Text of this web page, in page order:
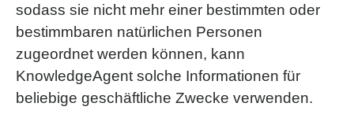
sodass sie nicht mehr einer bestimmten oder
bestimmbaren natürlichen Personen
zugeordnet werden können, kann
KnowledgeAgent solche Informationen für
beliebige geschäftliche Zwecke verwenden.